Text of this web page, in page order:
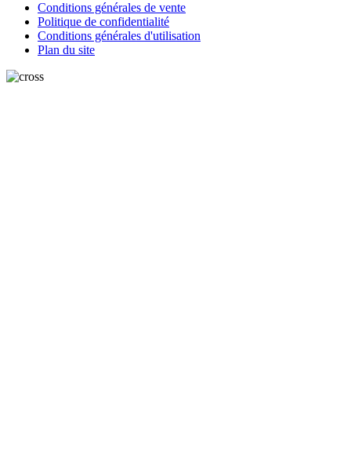
Conditions générales de vente
Politique de confidentialité
Conditions générales d'utilisation
Plan du site